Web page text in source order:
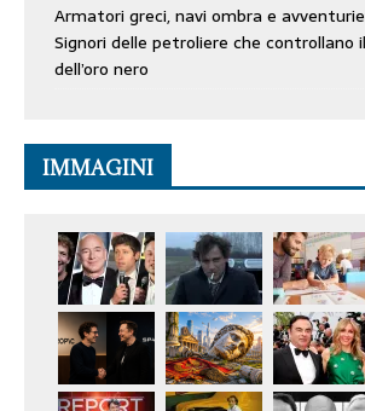
Armatori greci, navi ombra e
Signori delle petroliere che controllano
dell’oro nero
IMMAGINI